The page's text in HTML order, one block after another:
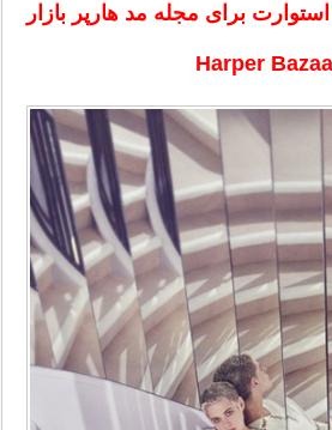
برای مجله مد هارپر بازار
Harper